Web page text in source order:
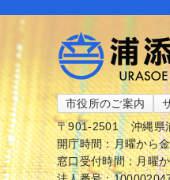
市役所のご案内
〒901-2501
沖縄県
開庁時間：月曜から
窓口受付時間：月曜